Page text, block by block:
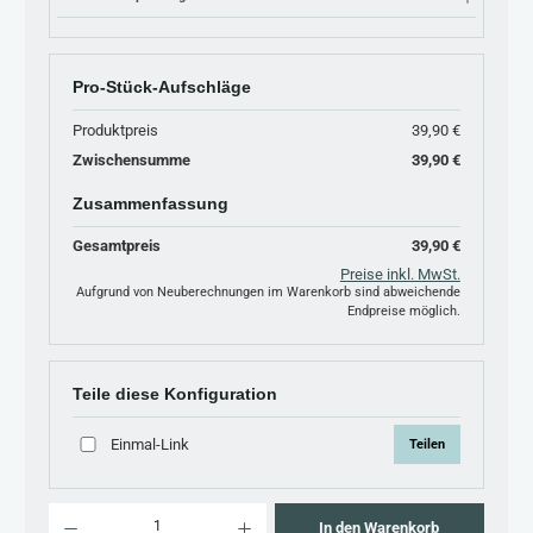
Pro-Stück-Aufschläge
Produktpreis
39,90 €
Zwischensumme
39,90 €
Zusammenfassung
Gesamtpreis
39,90 €
Preise inkl. MwSt.
Aufgrund von Neuberechnungen im Warenkorb sind abweichende
Endpreise möglich.
Teile diese Konfiguration
Einmal-Link Teilen
In den Warenkorb